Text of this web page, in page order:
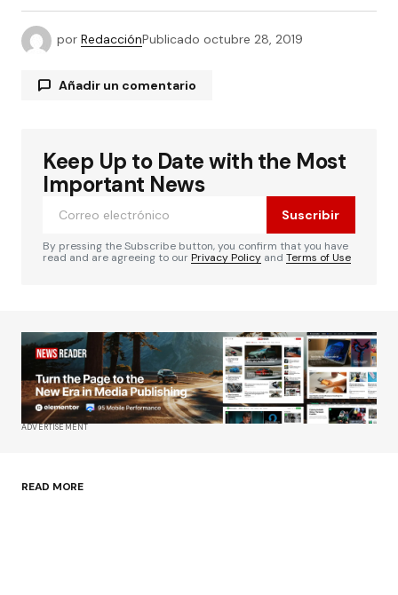
por RedacciónPublicado octubre 28, 2019
Añadir un comentario
Tu dirección de correo electrónico no será
publicada.Los campos obligatorios están
marcados con*
Comentario*
Su nombre*
Tu correo electrónico*
haga un comentario.
Keep Up to Date with the Most
Important News
Suscribir
By pressing the Subscribe button, you confirm that you have
read and are agreeing to ourPrivacy Policy and Terms of Use
ADVERTISEMENT
READ MORE